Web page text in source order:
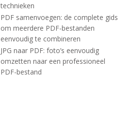
technieken
PDF samenvoegen: de complete gids
om meerdere PDF-bestanden
eenvoudig te combineren
JPG naar PDF: foto’s eenvoudig
omzetten naar een professioneel
PDF-bestand